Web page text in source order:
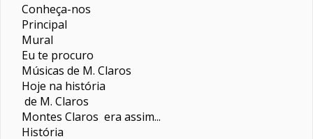
Conheça-nos
Principal
Mural
Eu te procuro
Músicas de M. Claros
Hoje na história
de M. Claros
Montes Claros era assim...
História